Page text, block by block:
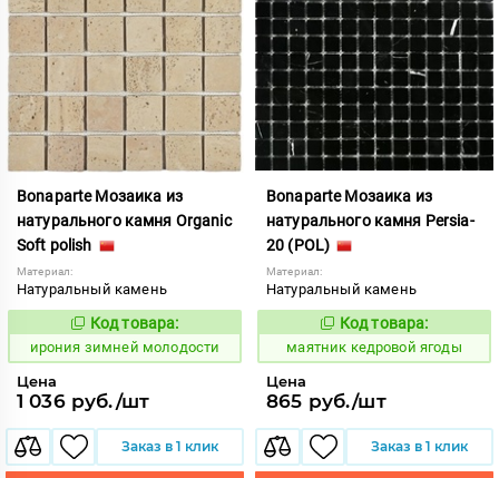
Bonaparte Мозаика из
натурального камня Organic
Soft polish
Материал:
Натуральный камень
1097679
Код товара:
ирония зимней молодости
Цена
1 036 руб./шт
Заказ в 1 клик
Bonaparte Мозаика из
натурального камня Persia-
20 (POL)
Материал:
Натуральный камень
926749
Код товара:
маятник кедровой ягоды
Цена
865 руб./шт
Заказ в 1 клик